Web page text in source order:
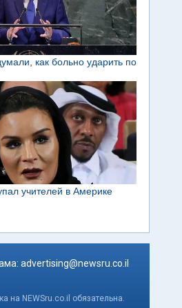
advertising@newsru.co.il
на NEWSru.co.il обязательна.